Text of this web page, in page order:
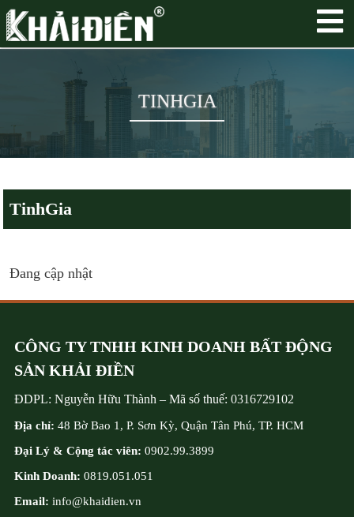
TINHGIA
TinhGia
Đang cập nhật
CÔNG TY TNHH KINH DOANH BẤT ĐỘNG
SẢN KHẢI ĐIỀN
ĐDPL: Nguyễn Hữu Thành – Mã số thuế: 0316729102
Địa chỉ: 48 Bờ Bao 1, P. Sơn Kỳ, Quận Tân Phú, TP. HCM
Đại Lý & Cộng tác viên: 0902.99.3899
Kinh Doanh: 0819.051.051
Email: info@khaidien.vn